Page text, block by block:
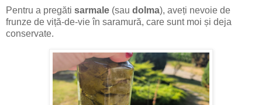
Pentru a pregăti sarmale (sau dolma), aveți nevoie de
frunze de viță-de-vie în saramură, care sunt moi și deja
conservate.